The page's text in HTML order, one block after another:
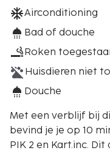
Airconditioning
Bad of douche
Roken
Huisdieren niet
Douche
Met een verblijf bij
bevind je je op 10
PIK 2 en Kart.inc. Dit appartement ligt op 26,7 km